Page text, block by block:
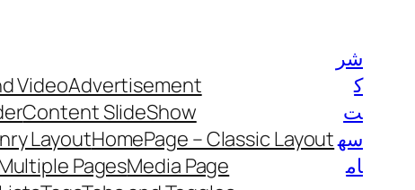
شر
ک
ت
سه
ام
Advertisement
Video
Content SlideShow
HomePage – Classic Layout
Layout
Media Page
Pages